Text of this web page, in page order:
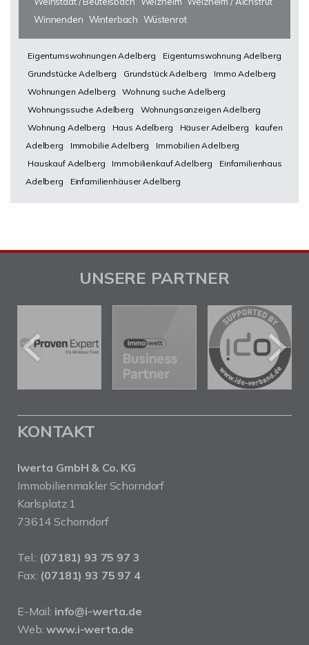
Winnenden Winterbach Wüstenrot
Eigentumswohnungen Adelberg
Eigentumswohnung Adelberg
Grundstücke Adelberg
Grundstück Adelberg
Immo Adelberg
Wohnungen Adelberg
Wohnung suche Adelberg
Wohnungssuche Adelberg
Wohnungsanzeigen Adelberg
Wohnung Adelberg
Haus Adelberg Häuser Adelberg
kaufen
Adelberg
Immobilie Adelberg
Immobilien Adelberg
Hauskauf Adelberg
Immobilienkauf Adelberg
Einfamilienhaus
Adelberg
Einfamilienhäuser Adelberg
UNSERE PARTNER
KONTAKT
Iwerta GmbH & Co. KG
Immobilienmakler Schorndorf
Karlsplatz 1
73614 Schorndorf
Tel.: (07181) 93 75 97 3
Fax: (07181) 93 75 97 4
E-Mail: info@i-werta.de
Web:www.i-werta.de